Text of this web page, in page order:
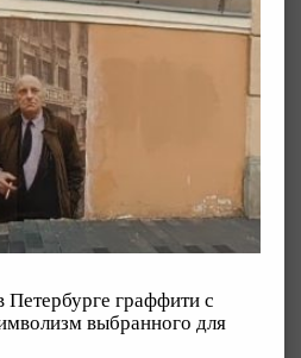
граффити с
выбранного для